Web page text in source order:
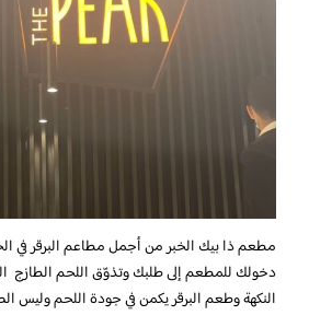
مطعم ذا بيك الخبرمن أجمل مطاعم البرقر في
دخولك للمطعم إلى طلبك وتذوّق اللحم الطازج
النكهة وطعم البرقر يكمن في جودة اللحم وليس